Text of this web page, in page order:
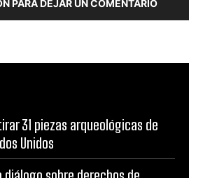
PARA DEJAR UN COMENTARIO
31 piezas arqueológicas de
Unidos